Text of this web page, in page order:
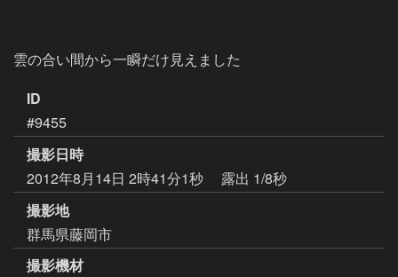
雲の合い間から一瞬だけ見えました
ID
#9455
撮影日時
2012年8月14日 2時41分1秒
露出 1/8秒
撮影地
群馬県藤岡市
撮影機材